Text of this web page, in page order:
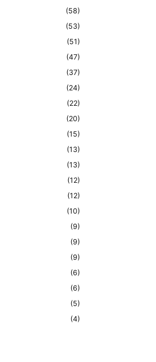
(58)
(53)
(51)
(47)
(37)
(24)
(22)
(20)
(15)
(13)
(13)
(12)
(12)
(10)
(9)
(9)
(9)
(6)
(6)
(5)
(4)